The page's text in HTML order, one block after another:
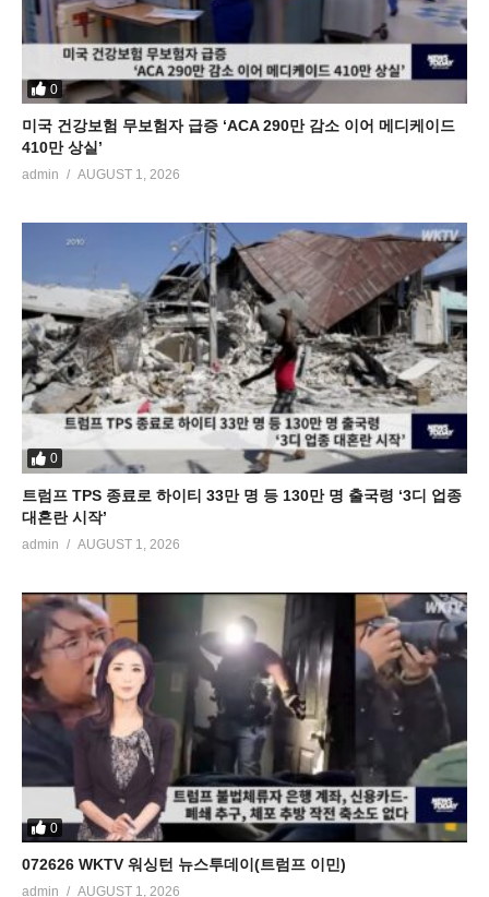
0
미국 건강보험 무보험자 급증 ‘ACA 290만 감소 이어 메디케이드
410만 상실’
admin AUGUST 1, 2026
0
트럼프 TPS 종료로 하이티 33만 명 등 130만 명 출국령 ‘3디 업종
대혼란 시작’
admin AUGUST 1, 2026
0
072626 WKTV 워싱턴 뉴스투데이(트럼프 이민)
admin AUGUST 1, 2026